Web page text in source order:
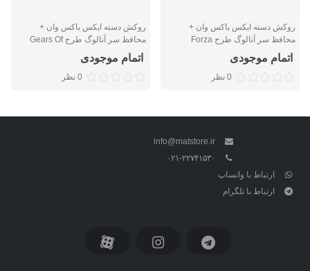
روکش دسته ایکس باکس وان +
محافظ سر آنالوگ طرح Forza
اتمام موجودی
0 نظر
روکش دسته ایکس باکس وان +
محافظ سر آنالوگ طرح Gears Of
War
اتمام موجودی
0 نظر
info@matstore.ir
۰۲۱-۲۲۷۴۱۵۳۰
ارتباط با واتساپ
ارتباط با تلگرام